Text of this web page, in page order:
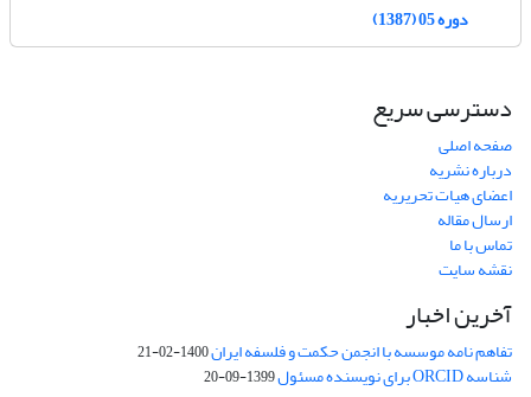
دوره 05 (1387)
دسترسی سریع
صفحه اصلی
درباره نشریه
اعضای هیات تحریریه
ارسال مقاله
تماس با ما
نقشه سایت
آخرین اخبار
تفاهم نامه موسسه با انجمن حکمت و فلسفه ایران1400-02-21
شناسه ORCID برای نویسنده مسئول 1399-09-20